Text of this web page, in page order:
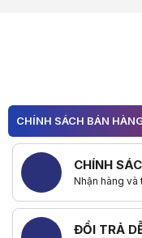
CHÍNH SÁCH BÁN
CHÍNH
Nhận hàng và
ĐỔI TRẢ